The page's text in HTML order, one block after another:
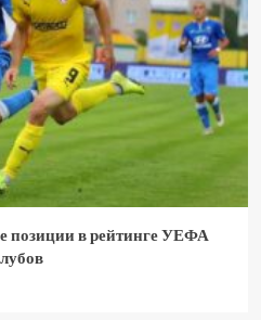
позиции в рейтинге УЕФА